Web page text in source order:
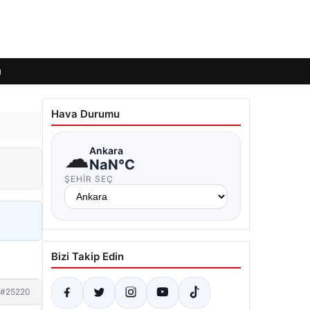
#25220
Hava Durumu
☁Ankara
NaN°C
ŞEHIR SEÇ
Bizi Takip Edin